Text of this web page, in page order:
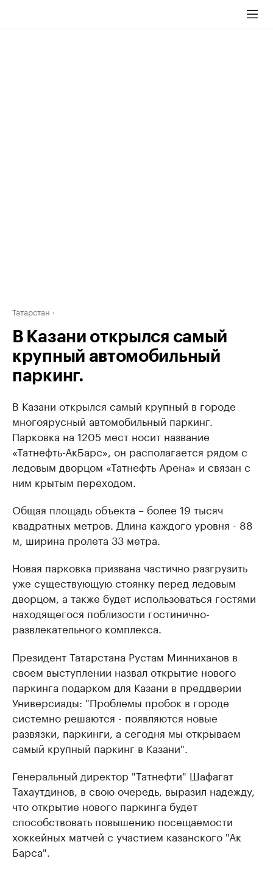
Татарстан
В Казани открылся самый
крупный автомобильный
паркинг.
В Казани открылся самый крупный в городе
многоярусный автомобильный паркинг.
Парковка на 1205 мест носит название
«Татнефть-АкБарс», он располагается рядом с
ледовым дворцом «Татнефть Арена» и связан с
ним крытым переходом.
Общая площадь объекта – более 19 тысяч
квадратных метров. Длина каждого уровня - 88
м, ширина пролета 33 метра.
Новая парковка призвана частично разгрузить
уже существующую стоянку перед ледовым
дворцом, а также будет использоваться гостями
находящегося поблизости гостинично-
развлекательного комплекса.
Президент Татарстана Рустам Минниханов в
своем выступлении назвал открытие нового
паркинга подарком для Казани в преддверии
Универсиады: "Проблемы пробок в городе
системно решаются - появляются новые
развязки, паркинги, а сегодня мы открываем
самый крупный паркинг в Казани".
Генеральный директор "Татнефти" Шафагат
Тахаутдинов, в свою очередь, выразил надежду,
что открытие нового паркинга будет
способствовать повышению посещаемости
хоккейных матчей с участием казанского "Ак
Барса".